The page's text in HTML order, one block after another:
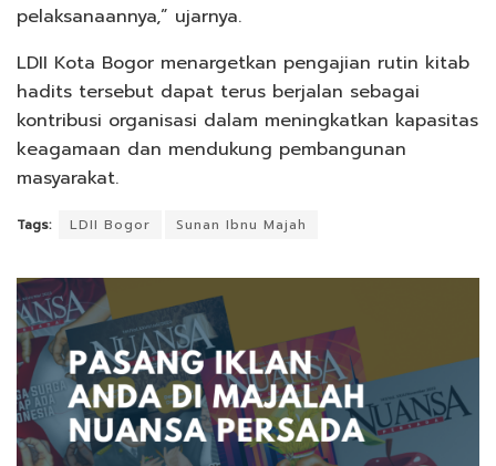
pelaksanaannya,” ujarnya.
LDII Kota Bogor menargetkan pengajian rutin kitab
hadits tersebut dapat terus berjalan sebagai
kontribusi organisasi dalam meningkatkan kapasitas
keagamaan dan mendukung pembangunan
masyarakat.
Tags: LDII Bogor Sunan Ibnu Majah